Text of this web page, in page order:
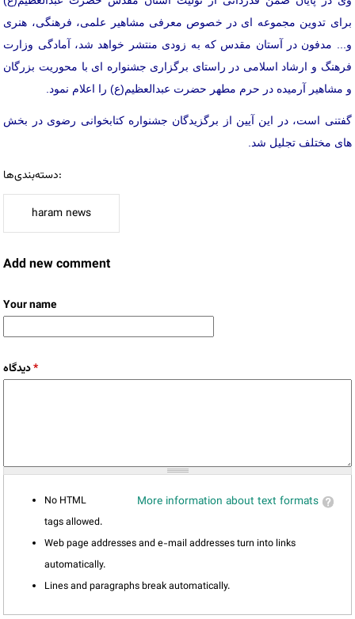
برای تدوین مجموعه ای در خصوص معرفی مشاهیر علمی، فرهنگی، هنری
و... مدفون در آستان مقدس که به زودی منتشر خواهد شد، آمادگی وزارت
فرهنگ و ارشاد اسلامی در راستای برگزاری جشنواره ای با محوریت بزرگان
و مشاهیر آرمیده در حرم مطهر حضرت عبدالعظیم(ع) را اعلام نمود.
گفتنی است، در این آیین از برگزیدگان جشنواره کتابخوانی رضوی در بخش
های مختلف تجلیل شد.
دسته‌بندی‌ها:
haram news
Add new comment
Your name
دیدگاه*
More information about text formats
No HTML
tags allowed.
Web page addresses and e-mail addresses turn into links
automatically.
Lines and paragraphs break automatically.